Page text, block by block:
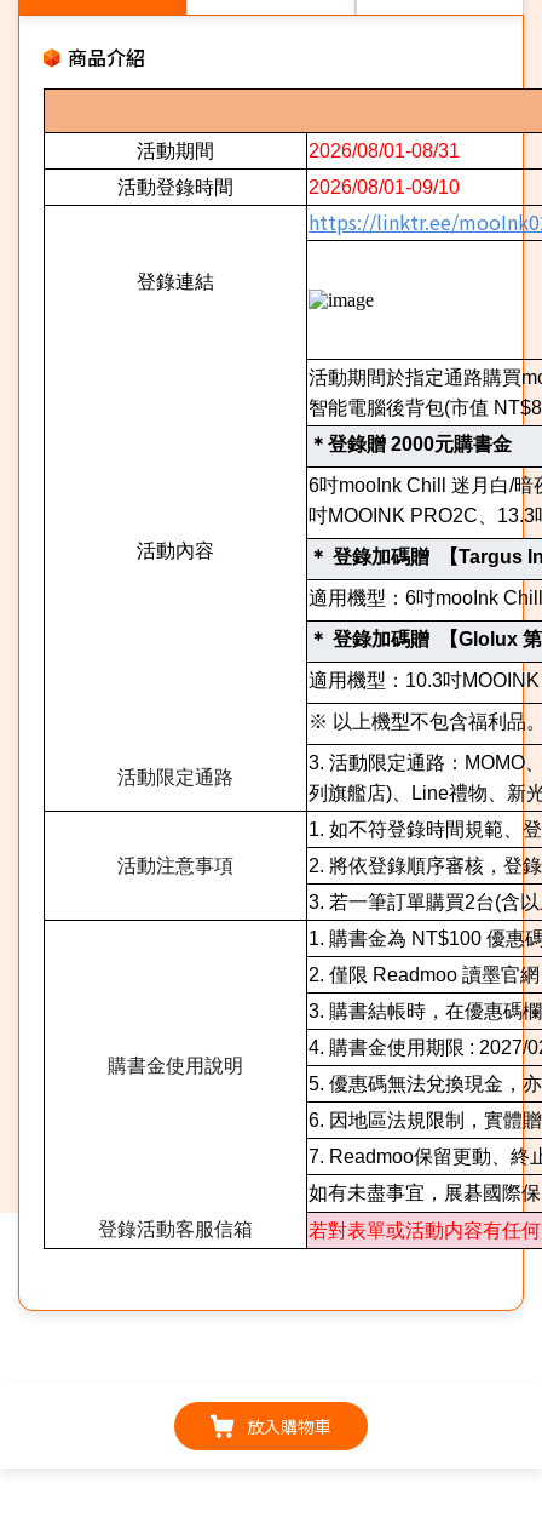
商品介紹
活動期間
2026/08/01-08/31
活動登錄時間
2026/08/01-09/10
登錄連結
https://linktr.ee/
活動內容
活動期間於指定通路購買
智能電腦後背包(市值
＊登錄贈 2000元購書金
6吋mooInk Chill 迷月白/暗
吋MOOINK PRO2C、
＊ 登錄加碼贈 【Targus
適用機型：6吋mooInk
＊ 登錄加碼贈 【Glolux
適用機型：10.3吋
※ 以上機型不包含福利品
活動限定通路
3. 活動限定通路：MOMO
列旗艦店)、Line禮物、新
活動注意事項
1. 如不符登錄時間規範、
2. 將依登錄順序審核，登
3. 若一筆訂單購買2台(含
購書金使用說明
1. 購書金為 NT$100 優惠
2. 僅限 Readmoo 讀墨官
3. 購書結帳時，在優惠碼
4. 購書金使用期限 : 2027/
5. 優惠碼無法兌換現金，
6. 因地區法規限制，實體
7. Readmoo保留更動、終
如有未盡事宜，展碁國際
登錄活動客服信箱
若對表單或活動内容有任
放入購物車